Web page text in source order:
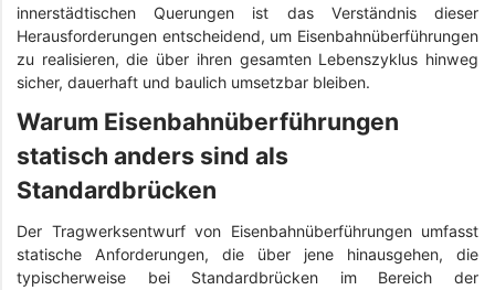
innerstädtischen Querungen ist das Verständnis dieser
Herausforderungen entscheidend, um Eisenbahnüberführungen
zu realisieren, die über ihren gesamten Lebenszyklus hinweg
sicher, dauerhaft und baulich umsetzbar bleiben.
Warum Eisenbahnüberführungen
statisch anders sind als
Standardbrücken
Der Tragwerksentwurf von Eisenbahnüberführungen umfasst
statische Anforderungen, die über jene hinausgehen, die
typischerweise bei Standardbrücken im Bereich der